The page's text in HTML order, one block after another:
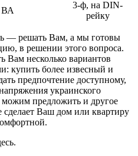
ВА
3-ф, на DIN-
рейку
— решать Вам, а мы готовы
в решении этого вопроса.
несколько вариантов
купить более извесный и
предпочтение доступному,
украинского
предложить и другое
сделает Ваш дом или квартиру